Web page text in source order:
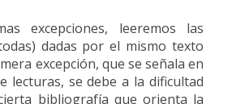
excepciones, leeremos las
dadas por el mismo texto
excepción, que se señala en
lecturas, se debe a la dificultad
bibliografía que orienta la